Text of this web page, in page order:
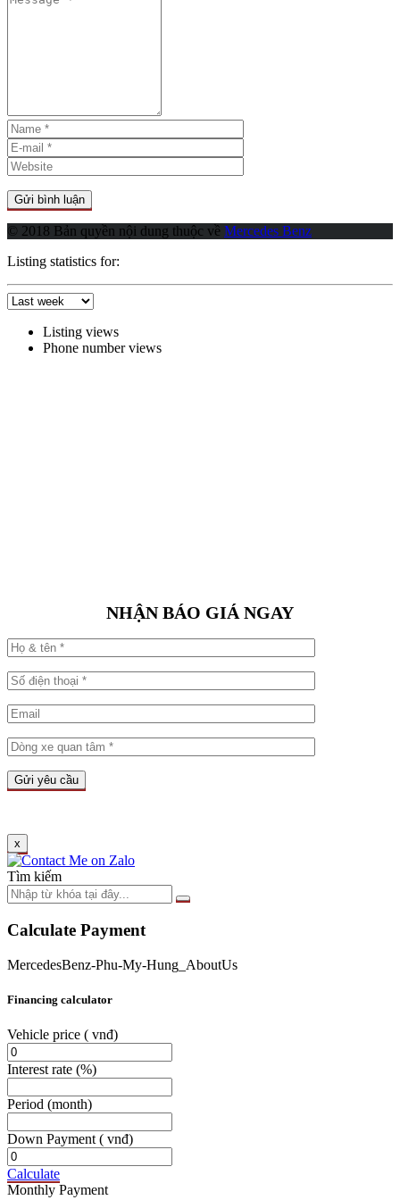
© 2018 Bản quyền nội dung thuộc về Mercedes Benz
Listing statistics for:
Listing views
Phone number views
NHẬN BÁO GIÁ NGAY
x
Tìm kiếm
Calculate Payment
MercedesBenz-Phu-My-Hung_AboutUs
Financing calculator
Vehicle price ( vnđ)
Interest rate (%)
Period (month)
Down Payment ( vnđ)
Calculate
Monthly Payment